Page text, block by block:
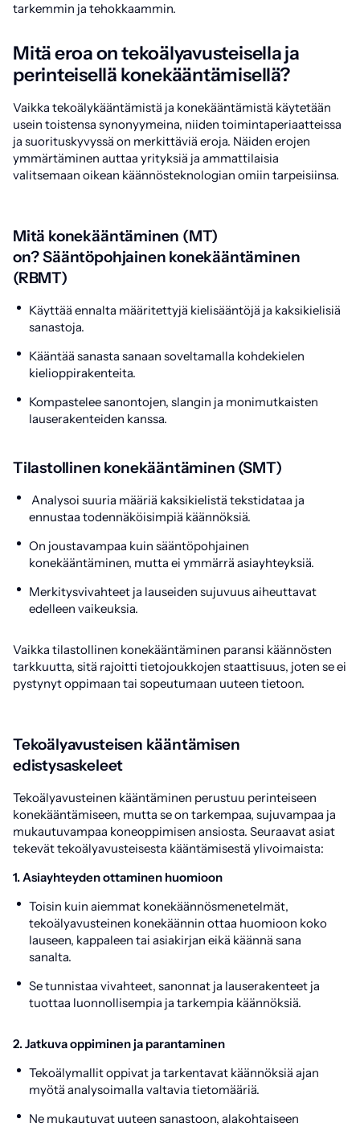
tarkemmin ja tehokkaammin.
Mitä eroa on tekoälyavusteisella ja
perinteisellä konekääntämisellä?
Vaikka tekoälykääntämistä ja konekääntämistä käytetään
usein toistensa synonyymeina, niiden toimintaperiaatteissa
ja suorituskyvyssä on merkittäviä eroja. Näiden erojen
ymmärtäminen auttaa yrityksiä ja ammattilaisia
valitsemaan oikean käännösteknologian omiin tarpeisiinsa.
Mitä konekääntäminen (MT)
on? Sääntöpohjainen konekääntäminen
(RBMT)
Käyttää ennalta määritettyjä kielisääntöjä ja kaksikielisiä
sanastoja.
Kääntää sanasta sanaan soveltamalla kohdekielen
kielioppirakenteita.
Kompastelee sanontojen, slangin ja monimutkaisten
lauserakenteiden kanssa.
Tilastollinen konekääntäminen (SMT)
Analysoi suuria määriä kaksikielistä tekstidataa ja
ennustaa todennäköisimpiä käännöksiä.
On joustavampaa kuin sääntöpohjainen
konekääntäminen, mutta ei ymmärrä asiayhteyksiä.
Merkitysvivahteet ja lauseiden sujuvuus aiheuttavat
edelleen vaikeuksia.
Vaikka tilastollinen konekääntäminen paransi käännösten
tarkkuutta, sitä rajoitti tietojoukkojen staattisuus, joten se ei
pystynyt oppimaan tai sopeutumaan uuteen tietoon.
Tekoälyavusteisen kääntämisen
edistysaskeleet
Tekoälyavusteinen kääntäminen perustuu perinteiseen
konekääntämiseen, mutta se on tarkempaa, sujuvampaa ja
mukautuvampaa koneoppimisen ansiosta. Seuraavat asiat
tekevät tekoälyavusteisesta kääntämisestä ylivoimaista:
1. Asiayhteyden ottaminen huomioon
Toisin kuin aiemmat konekäännösmenetelmät,
tekoälyavusteinen konekäännin ottaa huomioon koko
lauseen, kappaleen tai asiakirjan eikä käännä sana
sanalta.
Se tunnistaa vivahteet, sanonnat ja lauserakenteet ja
tuottaa luonnollisempia ja tarkempia käännöksiä.
2. Jatkuva oppiminen ja parantaminen
Tekoälymallit oppivat ja tarkentavat käännöksiä ajan
myötä analysoimalla valtavia tietomääriä.
Ne mukautuvat uuteen sanastoon, alakohtaiseen